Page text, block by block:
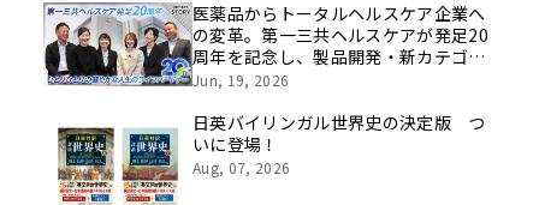
医薬品からトータルヘルスケア企業へ
の変革。第一三共ヘルスケアが発足20
周年を記念し、製品開発・新カテゴリ
挑戦の舞台や旧社統合時のエピソード
像を公開！
Jun, 19, 2026
日英バイリンガル世界史の決定版 つ
いに登場！
Aug, 07, 2026